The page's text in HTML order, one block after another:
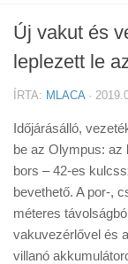
Cikkek
Szoftver
Tudástár
Tanácsok
Érdekességek
Helyszíni Riport
Új vakut és
leplezett le
ÍRTA: MLACA·
Időjárásálló,
be az Olympus: az
bors – 42-es
bevethető. A por-,
méteres
vakuvezérlővel és
villanó